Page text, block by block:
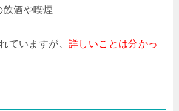
飲酒や喫煙
ていますが、 詳しいことは分かっ